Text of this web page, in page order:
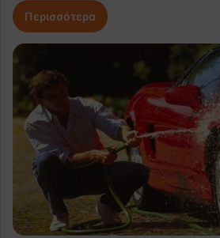
Περισσότερα